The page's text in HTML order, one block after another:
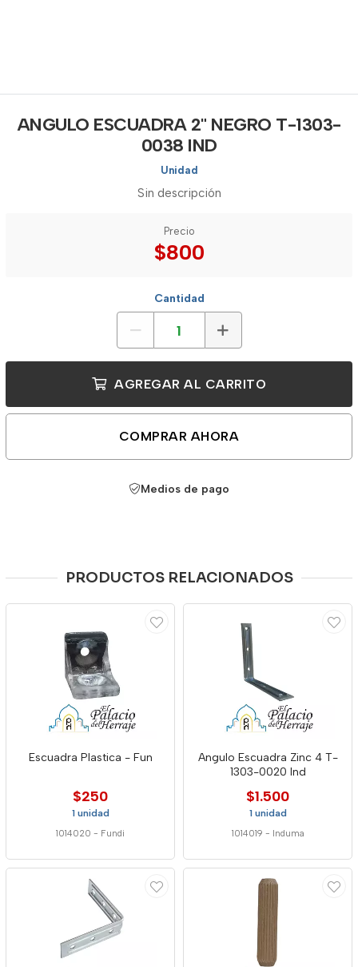
ANGULO ESCUADRA 2" NEGRO T-1303-
0038 IND
Unidad
Sin descripción
Precio
$800
Cantidad
AGREGAR AL CARRITO
COMPRAR AHORA
Medios de pago
PRODUCTOS RELACIONADOS
Escuadra Plastica - Fun
$250
1 unidad
1014020 - Fundi
Angulo Escuadra Zinc 4 T-
1303-0020 Ind
$1.500
1 unidad
1014019 - Induma